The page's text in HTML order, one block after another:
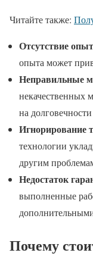
Читайте также:
Отсутствие
опыта может
Неправильные
некачественных
на
Игнорирование
технологии
другим
Недостаток
выполненные
Почему